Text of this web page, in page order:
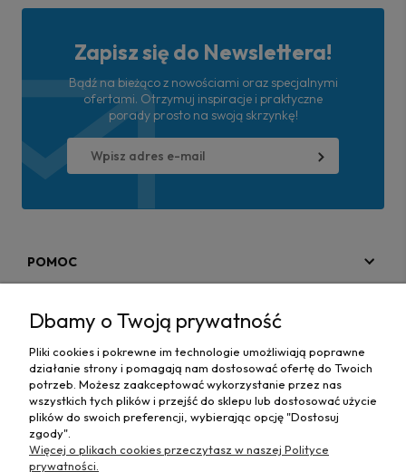
Zapisz się do Newslettera!
Bądź na bieżąco z nowościami oraz specjalnymi
ofertami. Otrzymuj inspiracje i praktyczne
porady prosto na swoją skrzynkę!
POMOC
MAPA STRONY
INFORMACJE
Dbamy o Twoją prywatność
Pliki cookies i pokrewne im technologie umożliwiają poprawne
działanie strony i pomagają nam dostosować ofertę do Twoich
potrzeb. Możesz zaakceptować wykorzystanie przez nas
wszystkich tych plików i przejść do sklepu lub dostosować użycie
plików do swoich preferencji, wybierając opcję "Dostosuj
zgody".
Więcej o plikach cookies przeczytasz w naszej Polityce
prywatności.